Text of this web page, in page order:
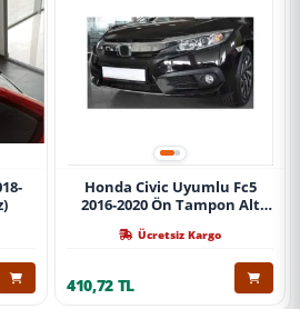
Honda Civic Uyumlu Fc5
2016-2020 Ön Tampon Alt
Ücretsiz Kargo
410,72 TL